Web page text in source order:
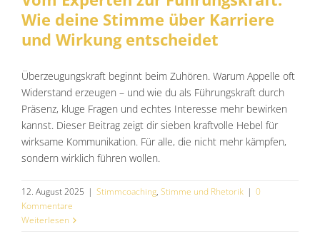
Wie deine Stimme über Karriere
und Wirkung entscheidet
Überzeugungskraft beginnt beim Zuhören. Warum Appelle oft
Widerstand erzeugen – und wie du als Führungskraft durch
Präsenz, kluge Fragen und echtes Interesse mehr bewirken
kannst. Dieser Beitrag zeigt dir sieben kraftvolle Hebel für
wirksame Kommunikation. Für alle, die nicht mehr kämpfen,
sondern wirklich führen wollen.
12. August 2025 | Stimmcoaching, Stimme und Rhetorik | 0
Kommentare
Weiterlesen